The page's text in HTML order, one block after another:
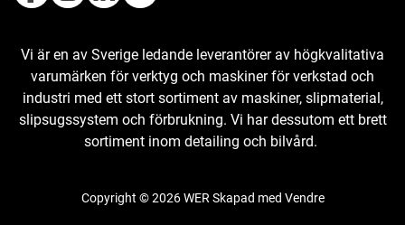
Vi är en av Sverige ledande leverantörer av högkvalitativa
varumärken för verktyg och maskiner för verkstad och
industri med ett stort sortiment av maskiner, slipmaterial,
slipsugssystem och förbrukning. Vi har dessutom ett brett
sortiment inom detailing och bilvård.
Copyright © 2026 WER Skapad med Vendre